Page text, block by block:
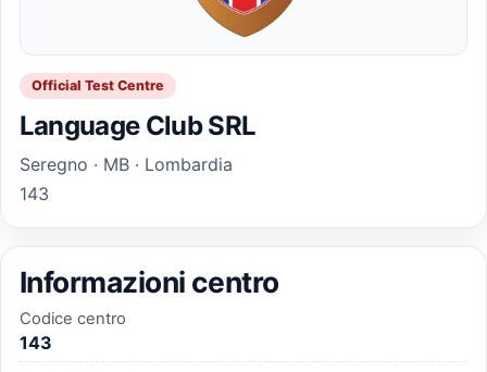
Official Test Centre
Language Club SRL
Seregno · MB · Lombardia
143
Informazioni centro
Codice centro
143